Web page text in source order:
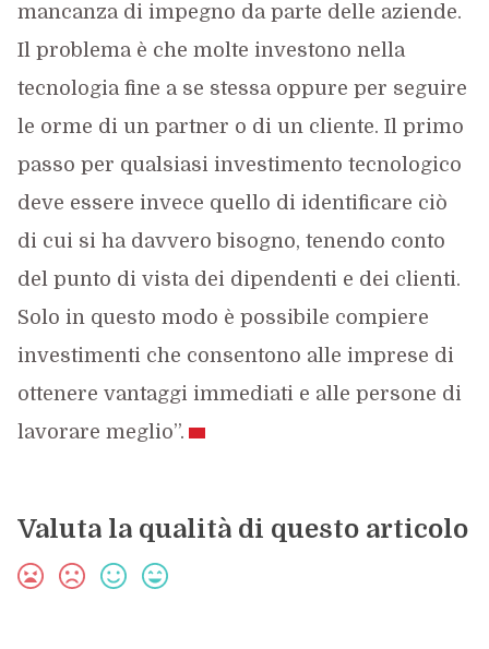
mancanza di impegno da parte delle aziende.
Il problema è che molte investono nella
tecnologia fine a se stessa oppure per seguire
le orme di un partner o di un cliente. Il primo
passo per qualsiasi investimento tecnologico
deve essere invece quello di identificare ciò
di cui si ha davvero bisogno, tenendo conto
del punto di vista dei dipendenti e dei clienti.
Solo in questo modo è possibile compiere
investimenti che consentono alle imprese di
ottenere vantaggi immediati e alle persone di
lavorare meglio”.
Valuta la qualità di questo articolo